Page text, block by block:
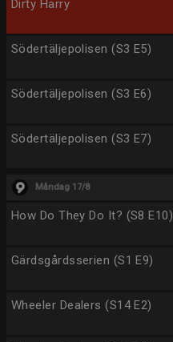
Dirty Harry
Södertäljepolisen (S3 E5)
Södertäljepolisen (S3 E6)
Södertäljepolisen (S3 E7)
Måndag 17/8
How Do They Do It? (S8 E10)
Gärdsgårdsserien (S1 E9)
Wheeler Dealers (S14 E2)